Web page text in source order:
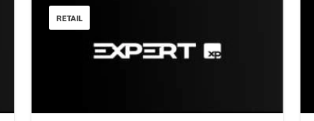
RETAIL